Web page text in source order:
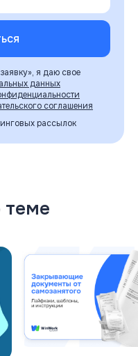
я даю свое
данных
соглашения
рассылок
теме